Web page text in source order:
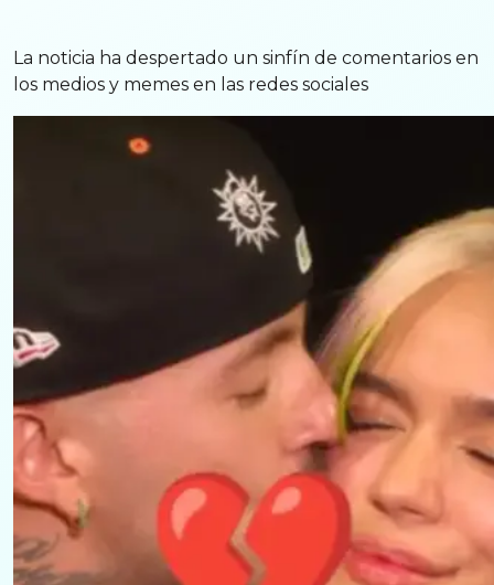
La noticia ha despertado un sinfín de comentarios en
los medios y memes en las redes sociales